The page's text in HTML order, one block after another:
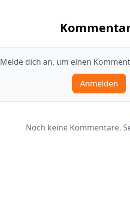
Melde dich an, um einen
Anmelden
Noch keine Kommentare.